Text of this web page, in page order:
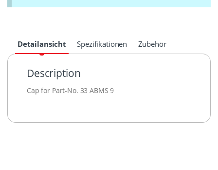
Detailansicht Spezifikationen Zubehör
Description
Cap for Part-No. 33 ABMS 9